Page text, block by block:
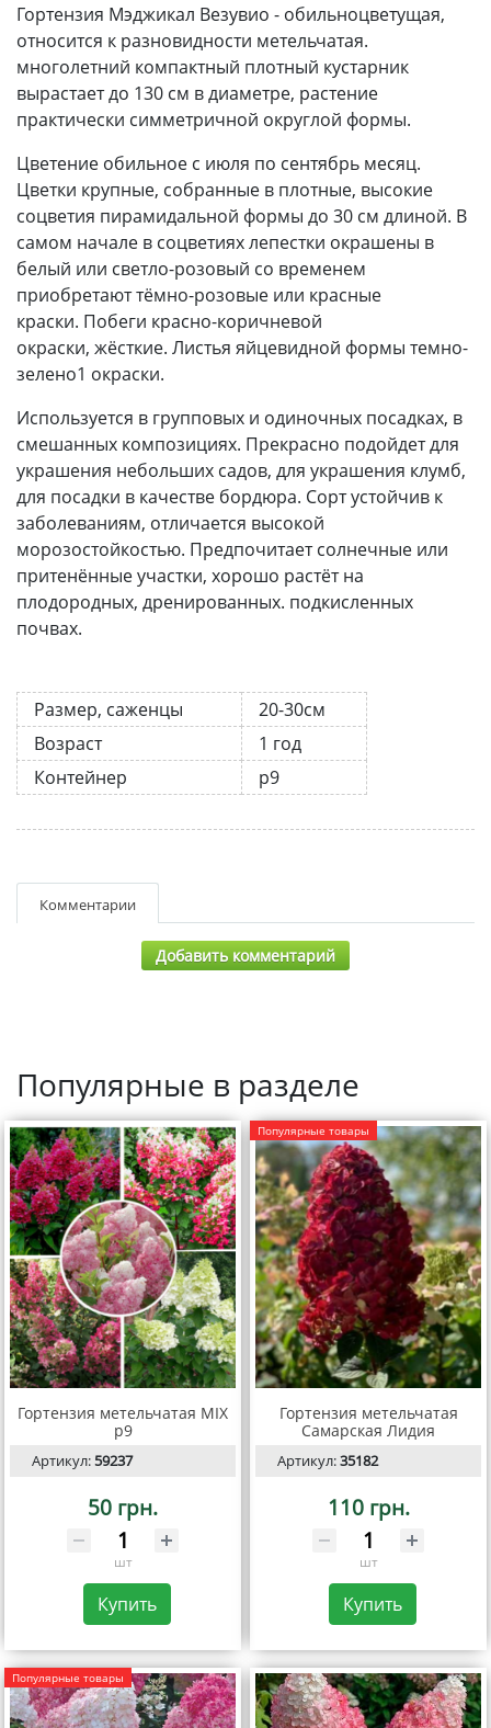
Гортензия Мэджикал Везувио - обильноцветущая,
относится к разновидности метельчатая.
многолетний компактный плотный кустарник
вырастает до 130 см в диаметре, растение
практически симметричной округлой формы.
Цветение обильное с июля по сентябрь месяц.
Цветки крупные, собранные в плотные, высокие
соцветия пирамидальной формы до 30 см длиной. В
самом начале в соцветиях лепестки окрашены в
белый или светло-розовый со временем
приобретают тёмно-розовые или красные
краски. Побеги красно-коричневой
окраски, жёсткие. Листья яйцевидной формы темно-
зелено1 окраски.
Используется в групповых и одиночных посадках, в
смешанных композициях. Прекрасно подойдет для
украшения небольших садов, для украшения клумб,
для посадки в качестве бордюра. Сорт устойчив к
заболеваниям, отличается высокой
морозостойкостью. Предпочитает солнечные или
притенённые участки, хорошо растёт на
плодородных, дренированных. подкисленных
почвах.
Размер, саженцы
20-30см
Возраст
1 год
Контейнер
р9
Комментарии
Добавить комментарий
Популярные в разделе
Гортензия метельчатая MIX
р9
Артикул:59237
50 грн.
шт
Купить
Популярные товары
Гортензия метельчатая
Самарская Лидия
Артикул:35182
110 грн.
шт
Купить
Популярные товары